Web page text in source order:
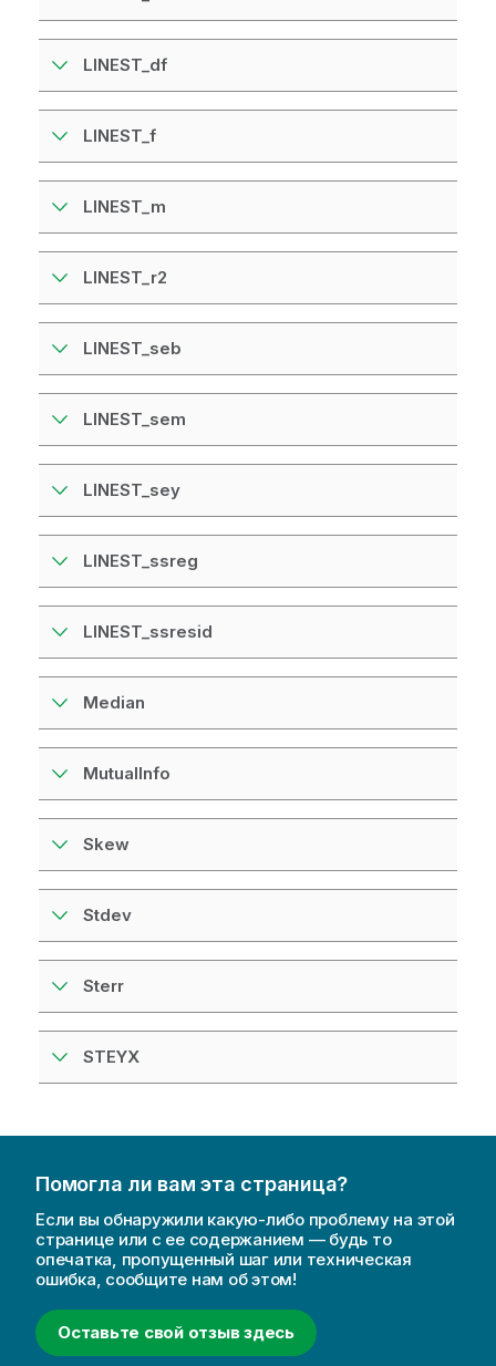
LINEST_df
LINEST_f
LINEST_m
LINEST_r2
LINEST_seb
LINEST_sem
LINEST_sey
LINEST_ssreg
LINEST_ssresid
Median
MutualInfo
Skew
Stdev
Sterr
STEYX
Помогла ли вам эта страница?
Если вы обнаружили какую-либо проблему на этой
странице или с ее содержанием — будь то
опечатка, пропущенный шаг или техническая
ошибка, сообщите нам об этом!
Оставьте свой отзыв здесь